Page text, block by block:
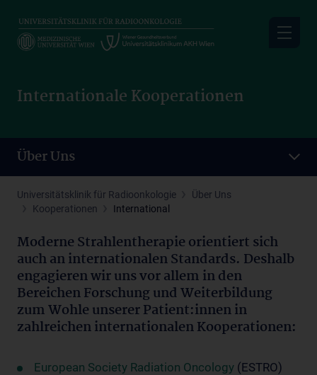
main
Internationale Kooperationen
Über Uns
Universitätsklinik für Radioonkologie
Über Uns
Kooperationen
International
Moderne Strahlentherapie orientiert sich
auch an internationalen Standards. Deshalb
engagieren wir uns vor allem in den
Bereichen Forschung und Weiterbildung
zum Wohle unserer Patient:innen in
zahlreichen internationalen Kooperationen:
European Society Radiation Oncology (ESTRO)